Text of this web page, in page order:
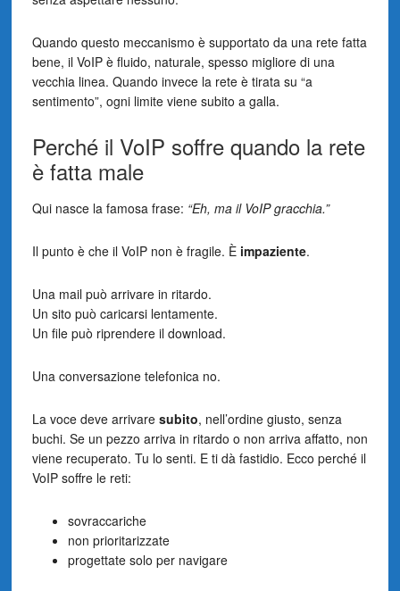
Quando questo meccanismo è supportato da una rete fatta
bene, il VoIP è fluido, naturale, spesso migliore di una
vecchia linea. Quando invece la rete è tirata su “a
sentimento”, ogni limite viene subito a galla.
Perché il VoIP soffre quando la rete
è fatta male
Qui nasce la famosa frase: “Eh, ma il VoIP gracchia.”
Il punto è che il VoIP non è fragile. È impaziente.
Una mail può arrivare in ritardo.
Un sito può caricarsi lentamente.
Un file può riprendere il download.
Una conversazione telefonica no.
La voce deve arrivare subito, nell’ordine giusto, senza
buchi. Se un pezzo arriva in ritardo o non arriva affatto, non
viene recuperato. Tu lo senti. E ti dà fastidio. Ecco perché il
VoIP soffre le reti:
sovraccariche
non prioritarizzate
progettate solo per navigare